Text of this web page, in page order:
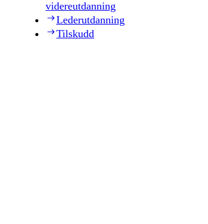
videreutdanning
Lederutdanning
Tilskudd